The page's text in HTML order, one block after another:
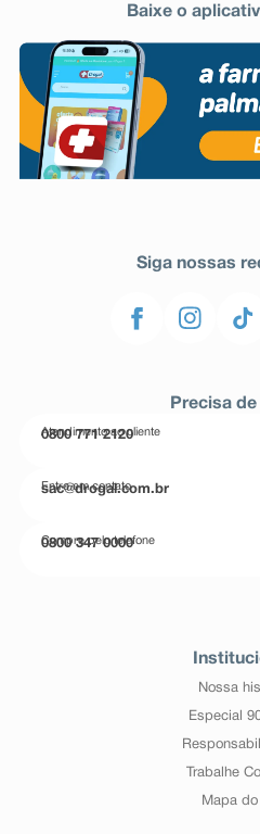
Baixe o
Siga nossas
Precisa
Atendimento ao cliente
0800 771 2120
Entre em contato
sac@drogal.com.br
Compre pelo telefone
0800 347 0000
Nossa
Especial
Trabalhe
Mapa